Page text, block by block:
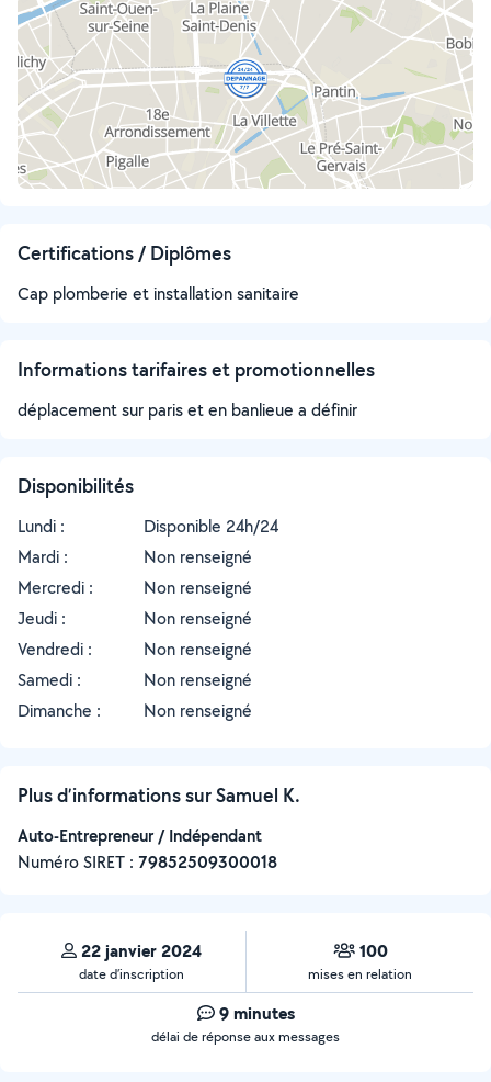
Certifications / Diplômes
Cap plomberie et installation sanitaire
Informations tarifaires et promotionnelles
déplacement sur paris et en banlieue a définir
Disponibilités
Lundi :
Disponible 24h/24
Mardi :
Non renseigné
Mercredi :
Non renseigné
Jeudi :
Non renseigné
Vendredi :
Non renseigné
Samedi :
Non renseigné
Dimanche :
Non renseigné
Plus d’informations sur Samuel K.
Auto-Entrepreneur / Indépendant
Numéro SIRET : ‍79852509300018
22 janvier 2024
date d’inscription
100
mises en relation
9 minutes
délai de réponse aux messages